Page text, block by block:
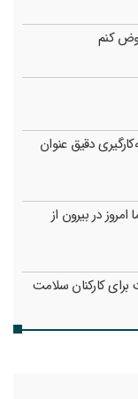
کنم
دقیق عنوان
در بیرون از
برای کارکنان سلامت